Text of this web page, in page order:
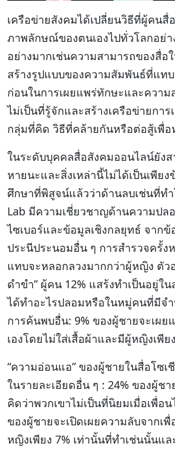
เครือข่ายสังคมได้เปลี่ยนวิธีที่ผู้คน
ภาพลักษณ์ของตนเองไปทั่วโลกอย่
อย่างมากเช่นความสามารถของสื่อ
สร้างรูปแบบของความสัมพันธ์ที่แทบ
ก่อนในการเผยแพร่ทักษะและความ
ไม่เป็นที่รู้จักและสร้างเครือข่ายการ
กลุ่มที่คิด วิธีที่คล้ายกันหรือต่อสู้เพื่อ
ในระดับบุคคลสื่อสังคมออนไลน์ยังส
หายนะและสิ่งเหล่านี้ไม่ได้เป็นเพีย
ศึกษาที่พิสูจน์แล้วว่าด้านลบเช่นที่ท
Lab มีความเชี่ยวชาญด้านความปล
ไซเบอร์และข้อมูลเชิงกลยุทธ์ จาก
ประนีประนอมอื่น ๆ การสำรวจครั้ง
แทบจะหลอกลวงมากกว่าผู้หญิง ตัว
ดำขำ” ผู้คน 12% แสร้งทำเป็นอยู่ใ
ได้ทำอะไรปลอมหรือในหมู่คนที่มีจ
การค้นพบอื่น: 9% ของผู้ชายจะเผย
เองโดยไม่ใส่เสื้อผ้าและมีผู้หญิงเพี
“ความอ่อนแอ” ของผู้ชายในสื่อโซ
ในรายละเอียดอื่น ๆ : 24% ของผู้ช
คิดว่าพวกเขาไม่เป็นที่นิยมเมื่อเพื่อ
ของผู้ชายจะเปิดเผยความลับจากเ
หญิงเพียง 7% เท่านั้นที่ทำเช่นนั้นแล